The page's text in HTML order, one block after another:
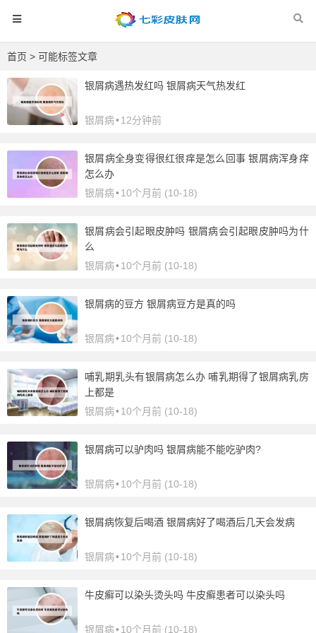
首页 > 可能标签文章
银屑病遇热发红吗 银屑病天气热发红
银屑病•12分钟前
银屑病全身变得很红很痒是怎么回事 银屑病浑身痒
怎么办
银屑病•10个月前 (10-18)
银屑病会引起眼皮肿吗 银屑病会引起眼皮肿吗为什
么
银屑病•10个月前 (10-18)
银屑病的豆方 银屑病豆方是真的吗
银屑病•10个月前 (10-18)
哺乳期乳头有银屑病怎么办 哺乳期得了银屑病乳房
上都是
银屑病•10个月前 (10-18)
银屑病可以驴肉吗 银屑病能不能吃驴肉?
银屑病•10个月前 (10-18)
银屑病恢复后喝酒 银屑病好了喝酒后几天会发病
银屑病•10个月前 (10-18)
牛皮癣可以染头烫头吗 牛皮癣患者可以染头吗
银屑病•10个月前 (10-18)